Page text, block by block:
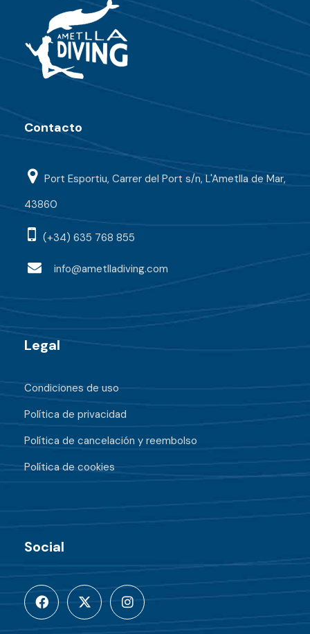
Contacto
Port Esportiu, Carrer del Port s/n, L'Ametlla de Mar,
43860
(+34) 635 768 855
info@ametlladiving.com
Legal
Condiciones de uso
Política de privacidad
Política de cancelación y reembolso
Política de cookies
Social